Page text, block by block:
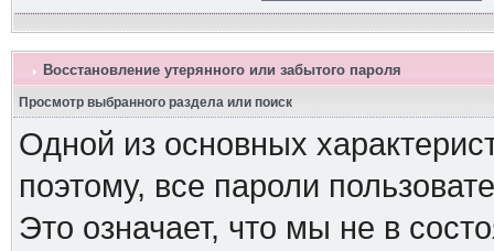
Восстановление утерянного или забытого пароля
Просмотр выбранного раздела или поиск
Одной из основных
поэтому, все пароли
Это означает, что мы не в